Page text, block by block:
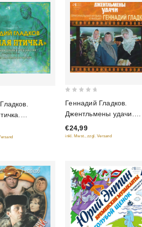
часть
of
5
Геннадий Гладков.
Джентльмены удачи.
Оригинальная музыка к
фильму
€24,99
inkl. Mwst., zzgl. Versand